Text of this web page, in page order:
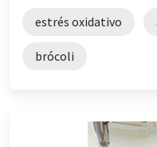
estrés oxidativo
brócoli